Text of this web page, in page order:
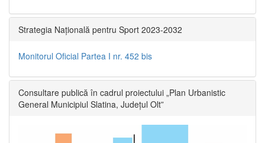
Strategia Națională pentru Sport 2023-2032
Monitorul Oficial Partea I nr. 452 bis
Consultare publică în cadrul proiectului „Plan Urbanistic
General Municipiul Slatina, Județul Olt”